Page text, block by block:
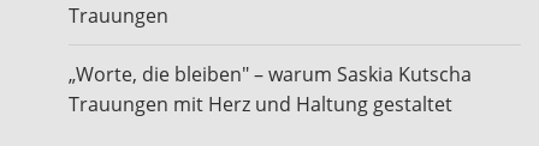
Trauungen
„Worte, die bleiben" – warum Saskia Kutscha
Trauungen mit Herz und Haltung gestaltet